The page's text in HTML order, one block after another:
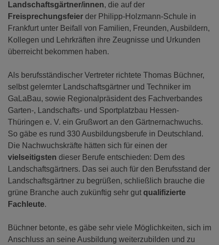
Landschaftsgärtner/innen, die auf der
Freisprechungsfeier der Philipp-Holzmann-Schule in
Frankfurt unter Beifall von Familien, Freunden, Ausbildern,
Kollegen und Lehrkräften ihre Zeugnisse und Urkunden
überreicht bekommen haben.
Als berufsständischer Vertreter richtete Thomas Büchner,
selbst gelernter Landschaftsgärtner und Techniker im
GaLaBau, sowie Regionalpräsident des Fachverbandes
Garten-, Landschafts- und Sportplatzbau Hessen-
Thüringen e. V. ein Grußwort an den Gärtnernachwuchs.
So gäbe es rund 330 Ausbildungsberufe in Deutschland.
Die Nachwuchskräfte hätten sich für einen der
vielseitigsten dieser Berufe entschieden: Dem des
Landschaftsgärtners. Das sei auch für den Berufsstand der
Landschaftsgärtner zu begrüßen, schließlich brauche die
grüne Branche auch zukünftig sehr gut qualifizierte
Fachleute.
Büchner betonte, es gäbe sehr viele Möglichkeiten, sich im
Anschluss an seine Ausbildung weiterzubilden und zu